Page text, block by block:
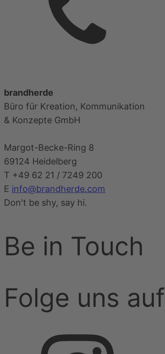
brandherde
Büro für Kreation, Kommunikation
& Konzepte GmbH
Margot-Becke-Ring 8
69124 Heidelberg
T +49 62 21 / 7249 200
E info@brandherde.com
Don't be shy, say hi.
Be in Touch
Folge uns auf